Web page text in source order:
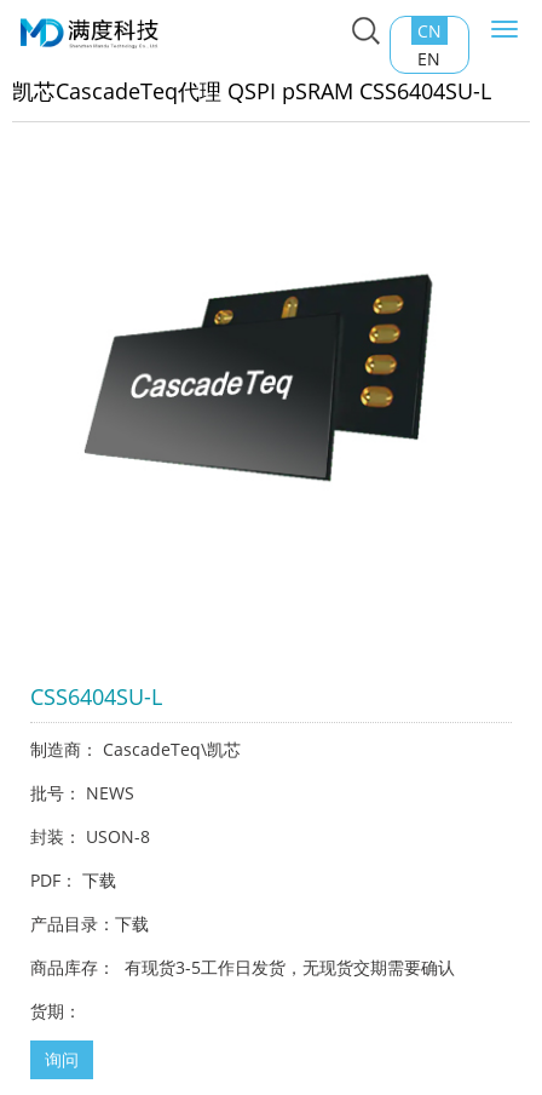
CN
EN
主页>产品中心>RAM Memory
凯芯CascadeTeq代理
凯芯CascadeTeq代理 QSPI pSRAM CSS6404SU-L
CSS6404SU-L
制造商： CascadeTeq\凯芯
批号： NEWS
封装： USON-8
PDF： 下载
产品目录： 下载
商品库存： 有现货3-5工作日发货，无现货交期需要确认
货期：
询问